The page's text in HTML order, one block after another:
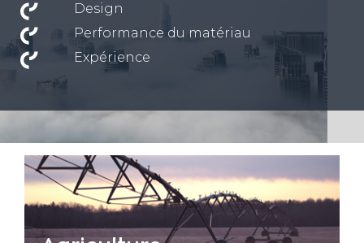
Design
Performance du matériau
Expérience